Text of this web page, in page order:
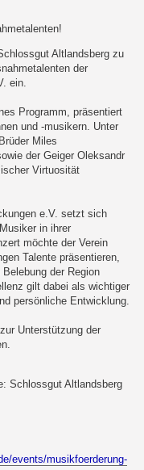
Altlandsberg zu
der
ein.
Programm, präsentiert
und -musikern. Unter
Miles
der Geiger Oleksandr
Virtuosität
e.V. setzt sich
in ihrer
möchte der Verein
Talente präsentieren,
der Region
gilt dabei als wichtiger
persönliche Entwicklung.
Unterstützung der
Schlossgut Altlandsberg
events/musikfoerderung-